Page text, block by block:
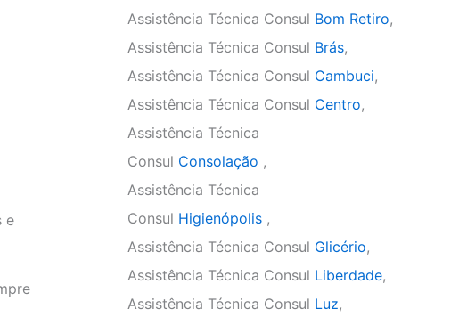
e
Assistência Técnica Consul Bom Retiro,
Assistência Técnica Consul Brás,
Assistência Técnica Consul Cambuci,
Assistência Técnica Consul Centro,
Assistência Técnica
Consul Consolação ,
Assistência Técnica
Consul Higienópolis ,
Assistência Técnica Consul Glicério,
Assistência Técnica Consul Liberdade,
Assistência Técnica Consul Luz,